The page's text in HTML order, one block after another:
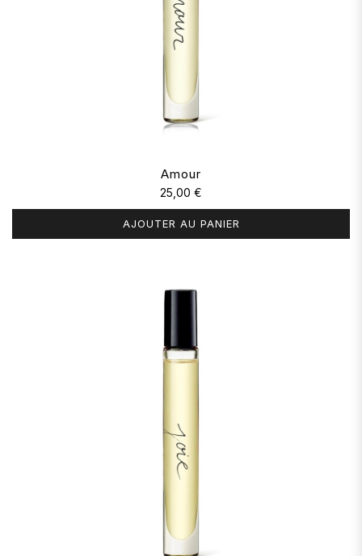
Amour
25,00 €
AJOUTER AU PANIER